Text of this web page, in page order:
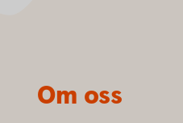
Om oss